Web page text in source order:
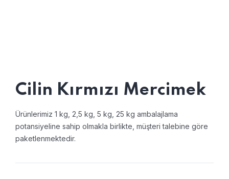
Cilin Kırmızı Mercimek
Ürünlerimiz 1 kg, 2,5 kg, 5 kg, 25 kg ambalajlama
potansiyeline sahip olmakla birlikte, müşteri talebine göre
paketlenmektedir.